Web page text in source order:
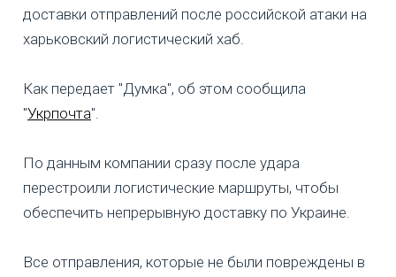
доставки отправлений после российской атаки на
харьковский логистический хаб.
Как передает "Думка", об этом сообщила
"Укрпочта".
По данным компании сразу после удара
перестроили логистические маршруты, чтобы
обеспечить непрерывную доставку по Украине.
Все отправления, которые не были повреждены в